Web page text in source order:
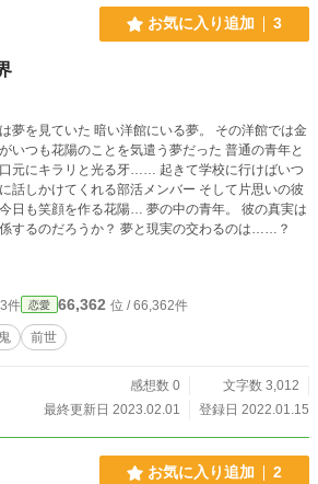
お気に入り追加 3
夢を見ていた 暗い洋館にいる夢。 その洋館では金
つも花陽のことを気遣う夢だった 普通の青年と
ラリと光る牙…… 起きて学校に行けばいつ
かけてくれる部活メンバー そして片思いの彼
顔を作る花陽… 夢の中の青年。 彼の真実は
自分に関係するのだろうか？ 夢と現実の交わるのは……？
件 恋愛 66,362 位 / 66,362件
前世
感想数 0
文字数 3,012
最終更新日 2023.02.01
登録日 2022.01.15
お気に入り追加 2